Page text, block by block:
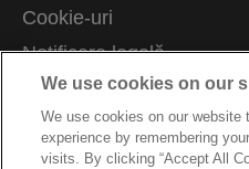
Cookie-uri
Notificare legală
Imprimare
Gestionează datele
Cariere
We use cookies on our
We use cookies on our website
experience by remembering
visits. By clicking “Accept All